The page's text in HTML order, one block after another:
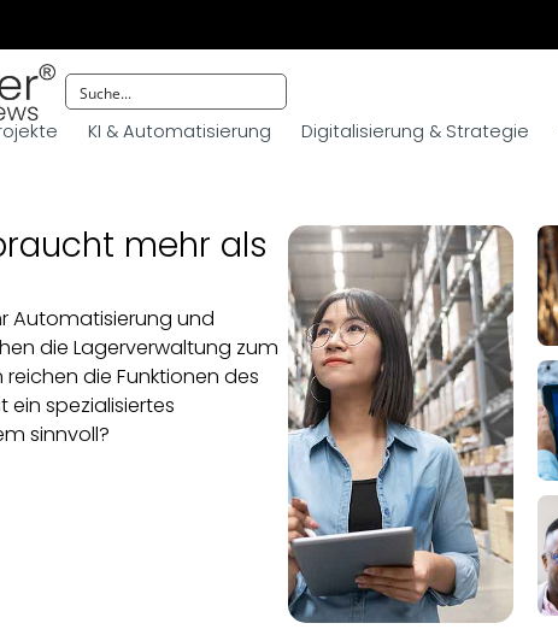
KI & Automatisierung Digitalisierung & Strategie
mehr als
Automatisierung und
die Lagerverwaltung zum
die Funktionen des
ein spezialisiertes
sinnvoll?